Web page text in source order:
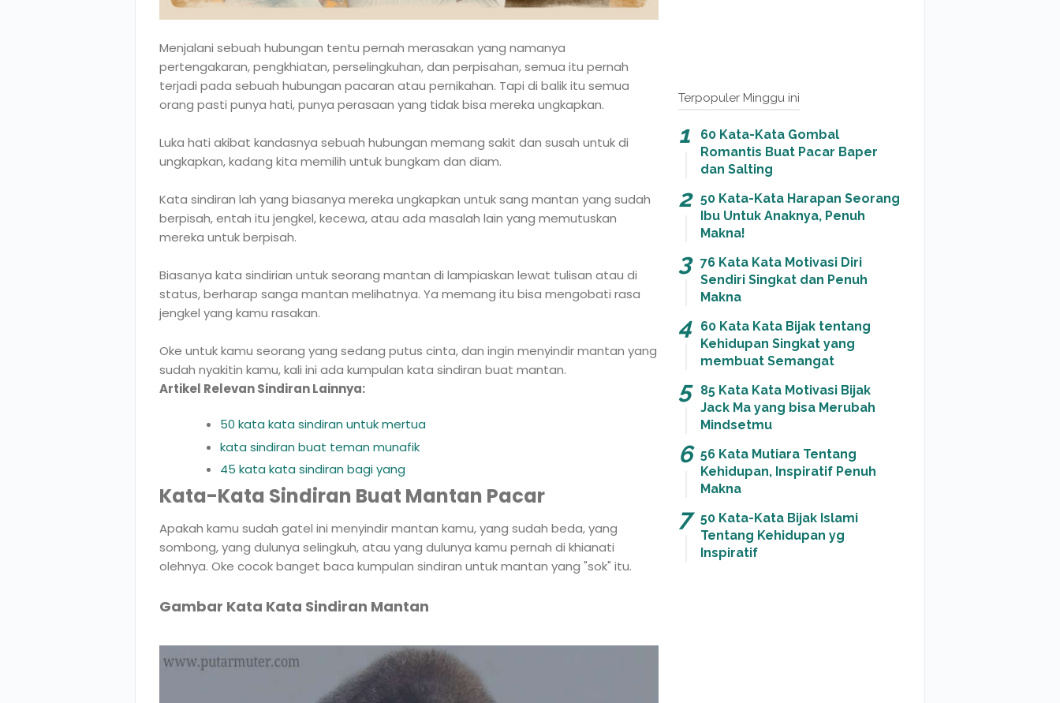
Menjalani sebuah hubungan tentu pernah merasakan yang namanya
pertengakaran, pengkhiatan, perselingkuhan, dan perpisahan, semua itu pernah
terjadi pada sebuah hubungan pacaran atau pernikahan. Tapi di balik itu semua
orang pasti punya hati, punya perasaan yang tidak bisa mereka ungkapkan.
Luka hati akibat kandasnya sebuah hubungan memang sakit dan susah untuk di
ungkapkan, kadang kita memilih untuk bungkam dan diam.
Kata sindiran lah yang biasanya mereka ungkapkan untuk sang mantan yang sudah
berpisah, entah itu jengkel, kecewa, atau ada masalah lain yang memutuskan
mereka untuk berpisah.
Biasanya kata sindirian untuk seorang mantan di lampiaskan lewat tulisan atau di
status, berharap sanga mantan melihatnya. Ya memang itu bisa mengobati rasa
jengkel yang kamu rasakan.
Oke untuk kamu seorang yang sedang putus cinta, dan ingin menyindir mantan yang
sudah nyakitin kamu, kali ini ada kumpulan kata sindiran buat mantan.
Artikel Relevan Sindiran Lainnya:
50 kata kata sindiran untuk mertua
kata sindiran buat teman munafik
45 kata kata sindiran bagi yang
Kata-Kata Sindiran Buat Mantan Pacar
Apakah kamu sudah gatel ini menyindir mantan kamu, yang sudah beda, yang
sombong, yang dulunya selingkuh, atau yang dulunya kamu pernah di khianati
olehnya. Oke cocok banget baca kumpulan sindiran untuk mantan yang "sok" itu.
Gambar Kata Kata Sindiran Mantan
Terpopuler Minggu ini
60 Kata-Kata Gombal
Romantis Buat Pacar Baper
dan Salting
50 Kata-Kata Harapan Seorang
Ibu Untuk Anaknya, Penuh
Makna!
76 Kata Kata Motivasi Diri
Sendiri Singkat dan Penuh
Makna
60 Kata Kata Bijak tentang
Kehidupan Singkat yang
membuat Semangat
85 Kata Kata Motivasi Bijak
Jack Ma yang bisa Merubah
Mindsetmu
56 Kata Mutiara Tentang
Kehidupan, Inspiratif Penuh
Makna
50 Kata-Kata Bijak Islami
Tentang Kehidupan yg
Inspiratif